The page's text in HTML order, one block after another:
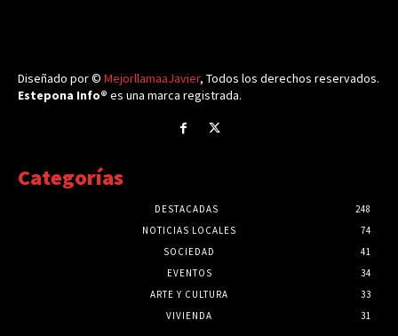
Diseñado por © MejorllamaaJavier, Todos los derechos reservados.
Estepona Info® es una marca registrada.
Categorías
DESTACADAS
248
NOTICIAS LOCALES
74
SOCIEDAD
41
EVENTOS
34
ARTE Y CULTURA
33
VIVIENDA
31